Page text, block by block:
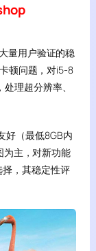
量用户验证的稳
顿问题，对i5-8
理超分辨率、
好（最低8GB内
为主，对新功能
，其稳定性评